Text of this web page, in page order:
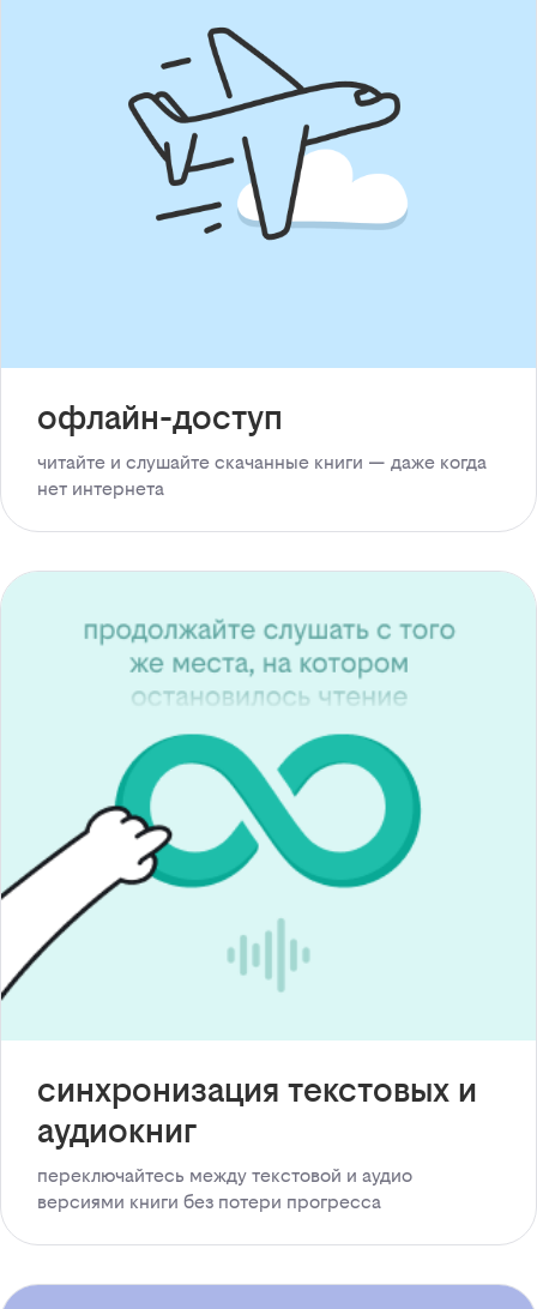
офлайн-доступ
читайте и слушайте скачанные книги — даже когда
нет интернета
синхронизация текстовых и
аудиокниг
переключайтесь между текстовой и аудио
версиями книги без потери прогресса